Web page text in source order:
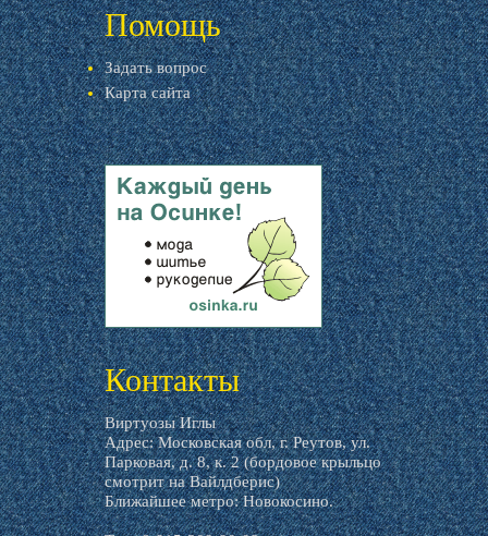
Помощь
Задать вопрос
Карта сайта
livemaster.ru
Контакты
Виртуозы Иглы
Адрес: Московская обл, г. Реутов, ул.
Парковая, д. 8, к. 2 (бордовое крыльцо
смотрит на Вайлдберис)
Ближайшее метро: Новокосино.